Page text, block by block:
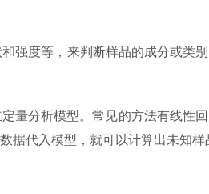
度等，来判断样品的成分或类
分析模型。常见的方法有线性
据代入模型，就可以计算出未知样